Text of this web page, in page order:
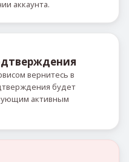
аккаунта.
вернитесь в
будет
активным